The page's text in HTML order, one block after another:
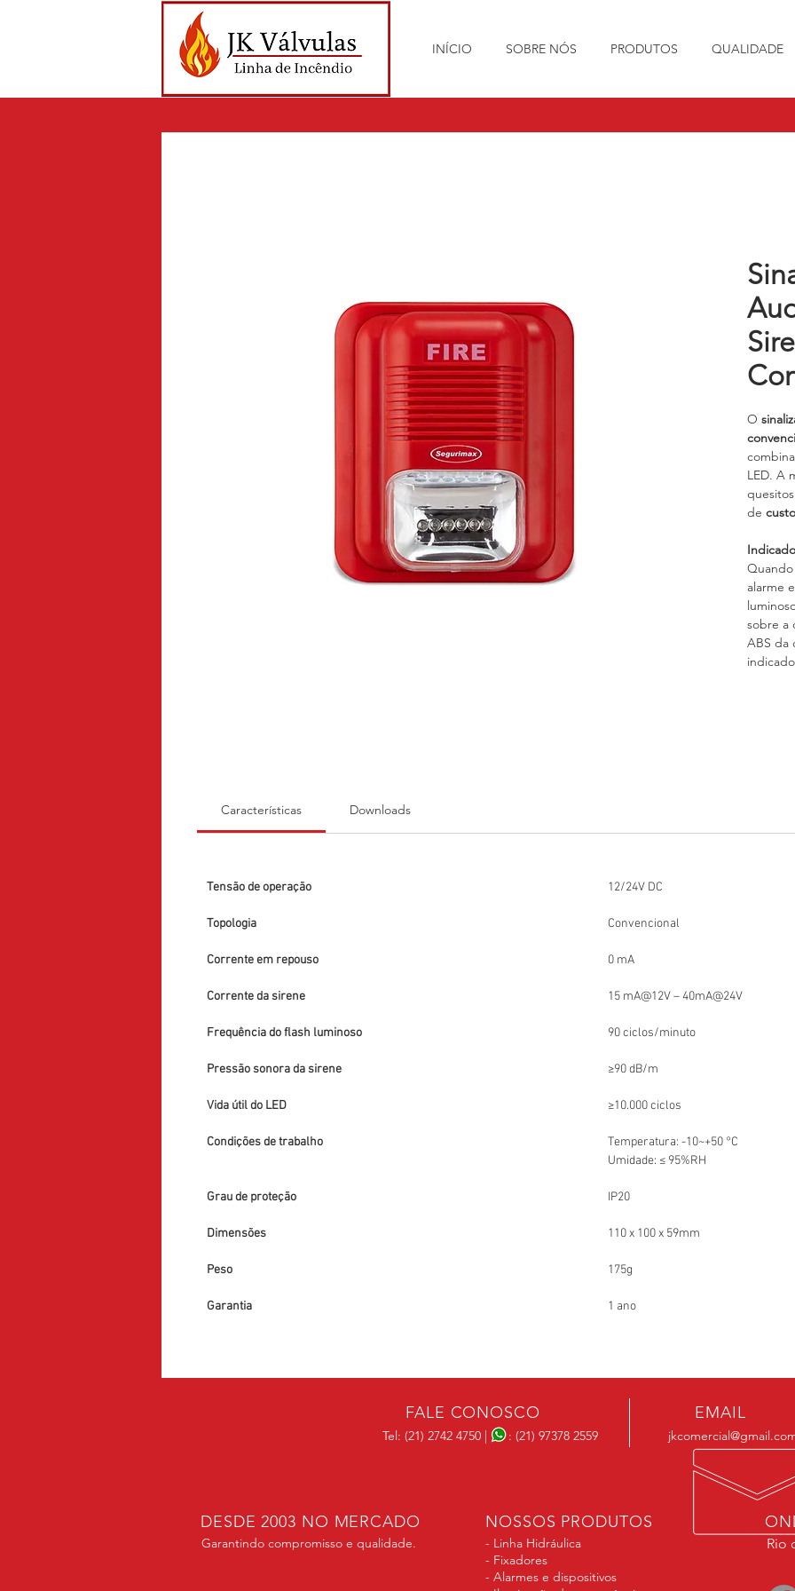
INÍCIO SOBRE NÓS PRODUTOS QUALIDADE
O
LED. A
de
Quando
alarme
sobre a
ABS da
10898).
Características Downloads
Tensão de operação 12/24V DC
Topologia Convencional
Corrente em repouso 0 mA
Corrente da sirene 15 mA@12V – 40mA@24V
Frequência do flash luminoso 90 ciclos/minuto
Pressão sonora da sirene ≥90 dB/m
Vida útil do LED ≥10.000 ciclos
Condições de trabalho
Temperatura: -10~+50 °C
Umidade: ≤ 95%RH
Grau de proteção IP20
Dimensões 110 x 100 x 59mm
Peso 175g
Garantia 1 ano
FALE CONOSCO
Tel: (21) 2742 4750 |: (21) 97378 2559
EMAIL
DESDE 2003 NO MERCADO
Garantindo compromisso e qualidade.
NOSSOS PRODUTOS
- Linha Hidráulica
- Fixadores
- Alarmes e dispositivos
Rio